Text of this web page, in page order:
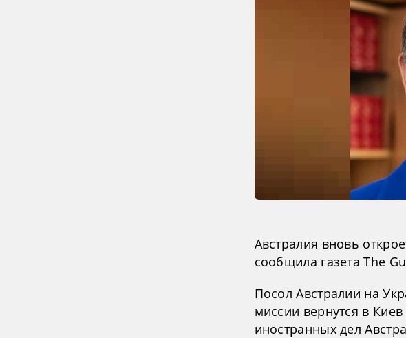
Австралия вновь
сообщила газета The
Посол Австралии на
миссии вернутся в
иностранных дел